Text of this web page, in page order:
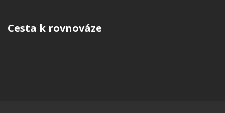
Cesta k rovnováze